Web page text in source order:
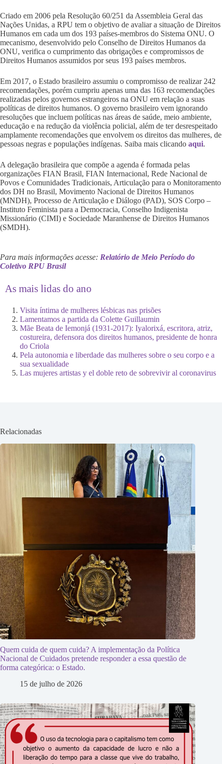
Criado em 2006 pela Resolução 60/251 da Assembleia Geral das
Nações Unidas, a RPU tem o objetivo de avaliar a situação de Direitos
Humanos em cada um dos 193 países-membros do Sistema ONU. O
mecanismo, desenvolvido pelo Conselho de Direitos Humanos da
ONU, verifica o cumprimento das obrigações e compromissos de
Direitos Humanos assumidos por seus 193 países membros.
Em 2017, o Estado brasileiro assumiu o compromisso de realizar 242
recomendações, porém cumpriu apenas uma das 163 recomendações
realizadas pelos governos estrangeiros na ONU em relação a suas
políticas de direitos humanos. O governo brasileiro vem ignorando
resoluções que incluem políticas nas áreas de saúde, meio ambiente,
educação e na redução da violência policial, além de ter desrespeitado
amplamente recomendações que envolvem os direitos das mulheres, de
pessoas negras e populações indígenas. Saiba mais clicando aqui.
A delegação brasileira que compõe a agenda é formada pelas
organizações FIAN Brasil, FIAN Internacional, Rede Nacional de
Povos e Comunidades Tradicionais, Articulação para o Monitoramento
dos DH no Brasil, Movimento Nacional de Direitos Humanos
(MNDH), Processo de Articulação e Diálogo (PAD), SOS Corpo –
Instituto Feminista para a Democracia, Conselho Indigenista
Missionário (CIMI) e Sociedade Maranhense de Direitos Humanos
(SMDH).
Para mais informações acesse: Relatório de Meio Período do
Coletivo RPU Brasil
As mais lidas do ano
Visita íntima de mulheres lésbicas nas prisões
Lamentamos a partida da Colette Guillaumin
Mãe Beata de Iemonjá (1931-2017): Iyalorixá, escritora, atriz,
costureira, defensora dos direitos humanos, presidente de honra
do Criola
Pela autonomia e liberdade das mulheres sobre o seu corpo e a
sua sexualidade
Las mujeres artistas y el doble reto de sobrevivir al coronavirus
Relacionadas
Quem cuida de quem cuida? A implementação da Política
Nacional de Cuidados pretende responder a essa questão de
forma categórica: o Estado.
15 de julho de 2026